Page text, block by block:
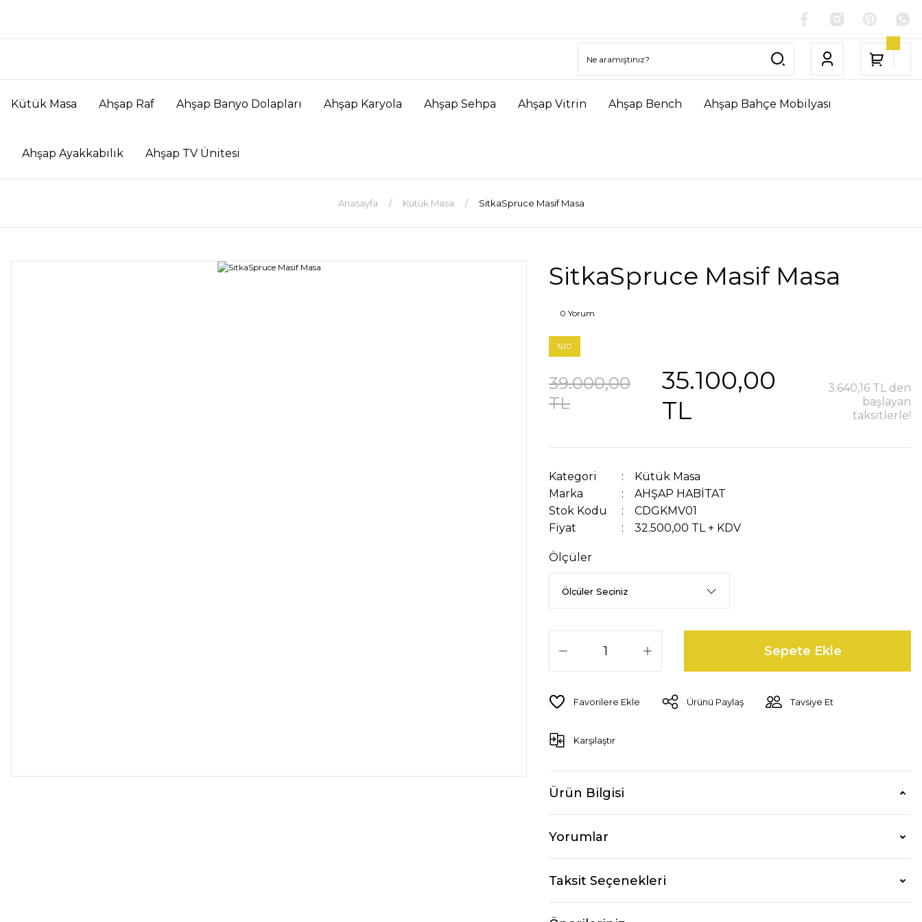
Kütük Masa Ahşap Raf Ahşap Banyo Dolapları Ahşap Karyola Ahşap Sehpa Ahşap Vitrin Ahşap Bench Ahşap Bahçe Mobilyası
Ahşap Ayakkabılık Ahşap TV Ünitesi
Anasayfa Kütük Masa SitkaSpruce Masif Masa
SitkaSpruce Masif Masa
0 Yorum
%10
39.000,00
TL
35.100,00
TL
3.640,16 TL den
başlayan
taksitlerle!
Kategori
Kütük Masa
Marka
AHŞAP HABİTAT
Stok Kodu
CDGKMV01
Fiyat
32.500,00 TL + KDV
Ölçüler
Sepete Ekle
Ürünü Paylaş Tavsiye Et
Karşılaştır
Ürün Bilgisi
Yorumlar
Taksit Seçenekleri